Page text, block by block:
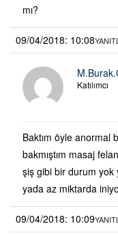
mı?
09/04/2018: 10:08
Katılımcı
Baktım öyle anormal
bakmıştım masaj
şiş gibi bir durum yok
yada az miktarda
09/04/2018: 10:09